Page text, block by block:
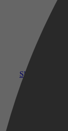
SkyShowtime